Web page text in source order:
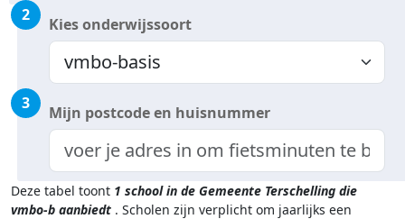
2 Kies onderwijssoort
3 Mijn postcode en huisnummer
Deze tabel toont 1 school in de Gemeente Terschelling die
vmbo-b aanbiedt . Scholen zijn verplicht om jaarlijks een